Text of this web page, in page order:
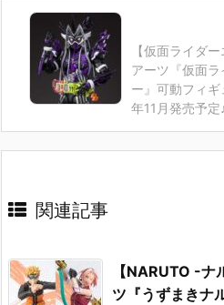
【仮面ライダ
アーツ『仮面
ー』可動フィ
年11月発売予定
関連記事
【NARUTO -
ツ『うずまきナ